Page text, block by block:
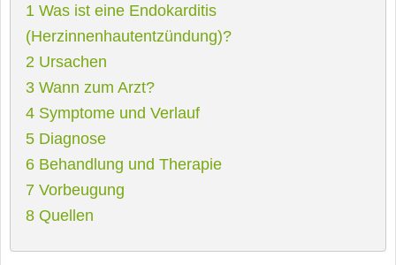
1 Was ist eine Endokarditis
(Herzinnenhautentzündung)?
2 Ursachen
3 Wann zum Arzt?
4 Symptome und Verlauf
5 Diagnose
6 Behandlung und Therapie
7 Vorbeugung
8 Quellen